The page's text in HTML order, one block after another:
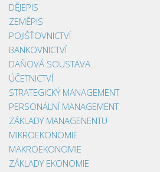
DĚJEPIS
ZEMĚPIS
POJIŠŤOVNICTVÍ
BANKOVNICTVÍ
DAŇOVÁ SOUSTAVA
ÚČETNICTVÍ
STRATEGICKÝ MANAGEMENT
PERSONÁLNÍ MANAGEMENT
ZÁKLADY MANAGENENTU
MIKROEKONOMIE
MAKROEKONOMIE
ZÁKLADY EKONOMIE